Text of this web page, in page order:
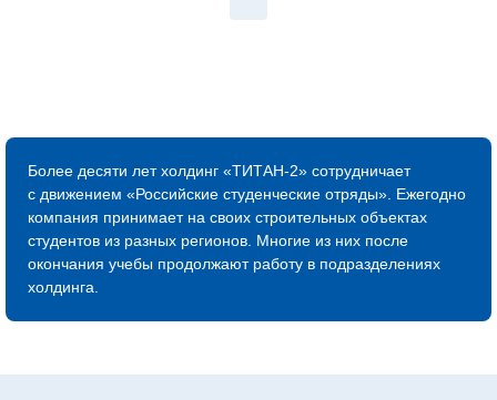
Более десяти лет холдинг «ТИТАН‑2» сотрудничает
с движением «Российские студенческие отряды». Ежегодно
компания принимает на своих строительных объектах
студентов из разных регионов. Многие из них после
окончания учебы продолжают работу в подразделениях
холдинга.
Я — БУДУЩЕЕ